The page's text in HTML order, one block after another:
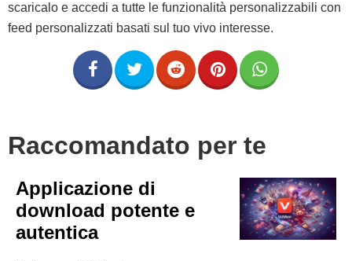
scaricalo e accedi a tutte le funzionalità personalizzabili con
feed personalizzati basati sul tuo vivo interesse.
Raccomandato per te
Applicazione di
download potente e
autentica